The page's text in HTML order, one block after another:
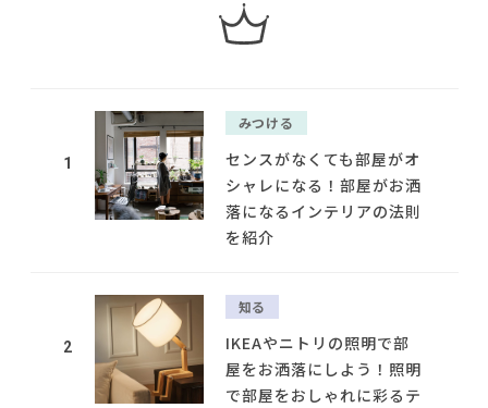
1
みつける
センスがなくても部屋がオ
シャレになる！部屋がお洒
落になるインテリアの法則
を紹介
2
知る
IKEAやニトリの照明で部
屋をお洒落にしよう！照明
で部屋をおしゃれに彩るテ